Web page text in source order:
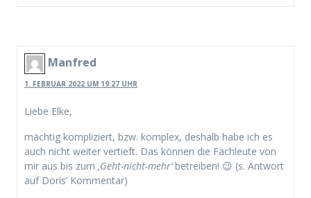
Manfred
1. FEBRUAR 2022 UM 19:27 UHR
Liebe Elke,
mächtig kompliziert, bzw. komplex, deshalb habe ich es
auch nicht weiter vertieft. Das können die Fachleute von
mir aus bis zum ‚Geht-nicht-mehr‘betreiben! 😉 (s. Antwort
auf Doris‘ Kommentar)